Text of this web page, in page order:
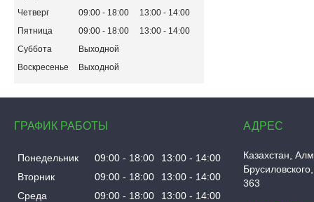
Четверг
09:00 18:00 13:00
14:00
Пятница
09:00 18:00 13:00
14:00
Суббота
Выходной
Воскресенье
Выходной
ГРАФИК РАБОТЫ
Понедельник 09:00 18:00 13:00
14:00
Вторник
09:00 18:00 13:00
14:00
Среда
09:00 18:00 13:00
14:00
Казахстан
363